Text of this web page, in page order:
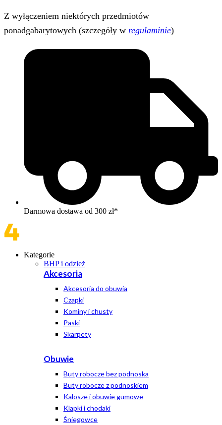
Z wyłączeniem niektórych przedmiotów
ponadgabarytowych (szczegóły w regulaminie)
Darmowa dostawa od 300 zł*
Kategorie
BHP i odzież
Akcesoria
Akcesoria do obuwia
Czapki
Kominy i chusty
Paski
Skarpety
Obuwie
Buty robocze bez podnoska
Buty robocze z podnoskiem
Kalosze i obuwie gumowe
Klapki i chodaki
Śniegowce